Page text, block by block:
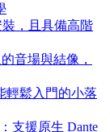
，且具備高階
音場與結像，
輕鬆入門的小落
支援原生 Dante